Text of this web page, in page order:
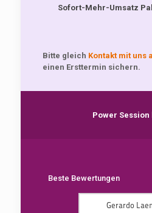
Sofort-Mehr-Umsatz
Bitte gleich Kontakt mit uns
einen Ersttermin sichern.
Power Session
Beste Bewertungen